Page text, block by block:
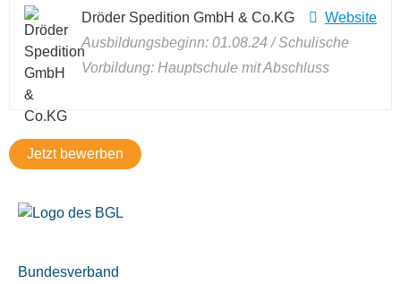
Website
Dröder Spedition GmbH & Co.KG
Ausbildungsbeginn: 01.08.24 / Schulische
Vorbildung: Hauptschule mit Abschluss
Bundesverband